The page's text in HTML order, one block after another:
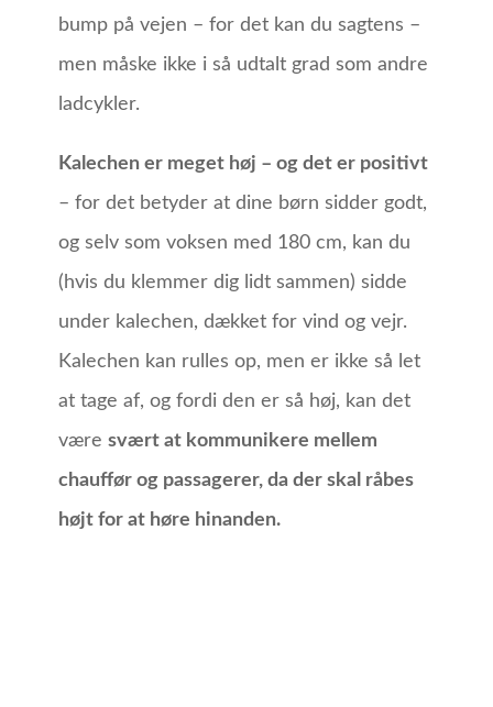
bump på vejen – for det kan du sagtens –
men måske ikke i så udtalt grad som andre
ladcykler.
Kalechen er meget høj – og det er positivt
– for det betyder at dine børn sidder godt,
og selv som voksen med 180 cm, kan du
(hvis du klemmer dig lidt sammen) sidde
under kalechen, dækket for vind og vejr.
Kalechen kan rulles op, men er ikke så let
at tage af, og fordi den er så høj, kan det
være svært at kommunikere mellem
chauffør og passagerer, da der skal råbes
højt for at høre hinanden.